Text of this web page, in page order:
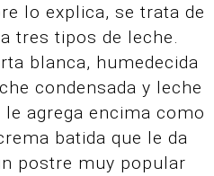
lo explica, se trata de
tres tipos de leche.
blanca, humedecida
condensada y leche
agrega encima como
batida que le da
postre muy popular